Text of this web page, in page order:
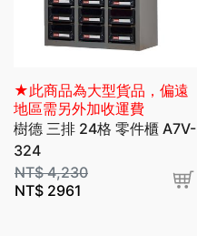
★此商品為大型貨品，偏遠
地區需另外加收運費
樹德 三排 24格 零件櫃 A7V-
324
NT$4,230
NT$ 2961